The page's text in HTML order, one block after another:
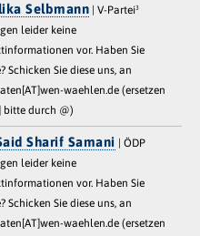
Selbmann | V-Partei³
leider keine
vor. Haben Sie
Schicken Sie diese uns, an
waehlen.de (ersetzen
bitte durch @)
Sharif Samani | ÖDP
leider keine
vor. Haben Sie
Schicken Sie diese uns, an
waehlen.de (ersetzen